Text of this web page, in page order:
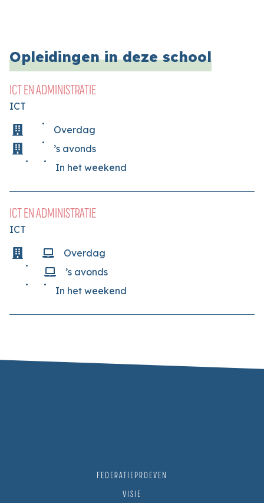
Opleidingen in deze school
ICT EN ADMINISTRATIE
ICT
Overdag
’s avonds
In het weekend
ICT EN ADMINISTRATIE
ICT
Overdag
’s avonds
In het weekend
FEDERATIEPROEVEN
VISIE